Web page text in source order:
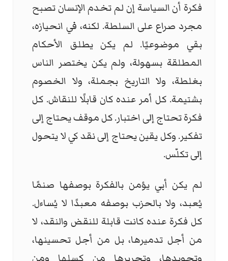
فكرة أن السياسة إن لم تخدم الإنسان تصبح
مجرد صراع على السلطة. لكنه، في انحيازه،
بقي موضوعيًا. لم يكن يطلق الأحكام
المطلقة بسهولة، ولم يكن يختصر الناس
بغلطة، ولا التاريخ بجملة، ولا الخصوم
بشتيمة. كل أمر عنده كان قابلًا للنقاش. كل
فكرة تحتاج إلى اختبار. كل موقف يحتاج إلى
تفكير. وكل يقين يحتاج إلى نقد كي لا يتحول
إلى تكلّس.
لم يكن أبي يؤمن بالفكرة بوصفها صنمًا
يُعبد، ولا بالحزب بوصفه معبدًا لا يُساءل.
كل فكرة عنده كانت قابلة للنقض والنقد، لا
من أجل تدميرها، بل من أجل تحسينها،